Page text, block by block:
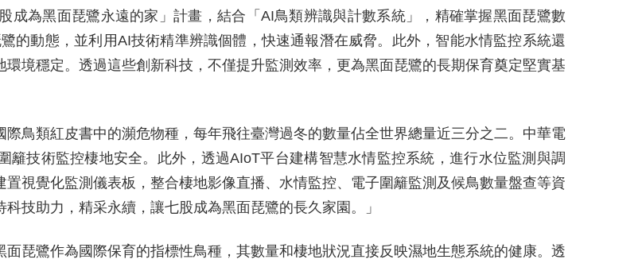
成為黑面琵鷺永遠的家」計畫，結合「AI鳥類辨識與計數系統」，精確掌握黑面琵鷺數
的動態，並利用AI技術精準辨識個體，快速通報潛在威脅。此外，智能水情監控系統還
境穩定。透過這些創新科技，不僅提升監測效率，更為黑面琵鷺的長期保育奠定堅實基
鳥類紅皮書中的瀕危物種，每年飛往臺灣過冬的數量佔全世界總量近三分之二。中華電
技術監控棲地安全。此外，透過AIoT平台建構智慧水情監控系統，進行水位監測與調
視覺化監測儀表板，整合棲地影像直播、水情監控、電子圍籬監測及候鳥數量盤查等資
技助力，精采永續，讓七股成為黑面琵鷺的長久家園。」
琵鷺作為國際保育的指標性鳥種，其數量和棲地狀況直接反映濕地生態系統的健康。透